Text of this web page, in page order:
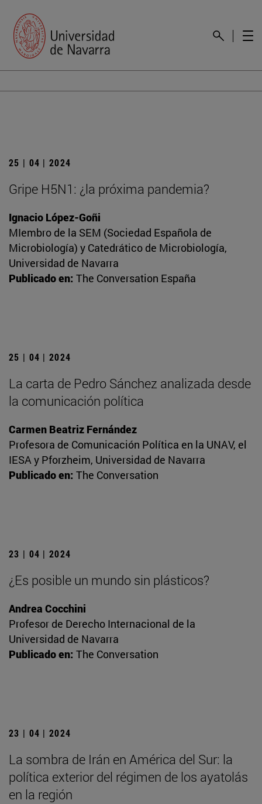
25 | 04 | 2024
Gripe H5N1: ¿la próxima pandemia?
Ignacio López-Goñi
MIembro de la SEM (Sociedad Española de
Microbiología) y Catedrático de Microbiología,
Universidad de Navarra
Publicado en: The Conversation España
25 | 04 | 2024
La carta de Pedro Sánchez analizada desde
la comunicación política
Carmen Beatriz Fernández
Profesora de Comunicación Política en la UNAV, el
IESA y Pforzheim, Universidad de Navarra
Publicado en: The Conversation
23 | 04 | 2024
¿Es posible un mundo sin plásticos?
Andrea Cocchini
Profesor de Derecho Internacional de la
Universidad de Navarra
Publicado en: The Conversation
23 | 04 | 2024
La sombra de Irán en América del Sur: la
política exterior del régimen de los ayatolás
en la región